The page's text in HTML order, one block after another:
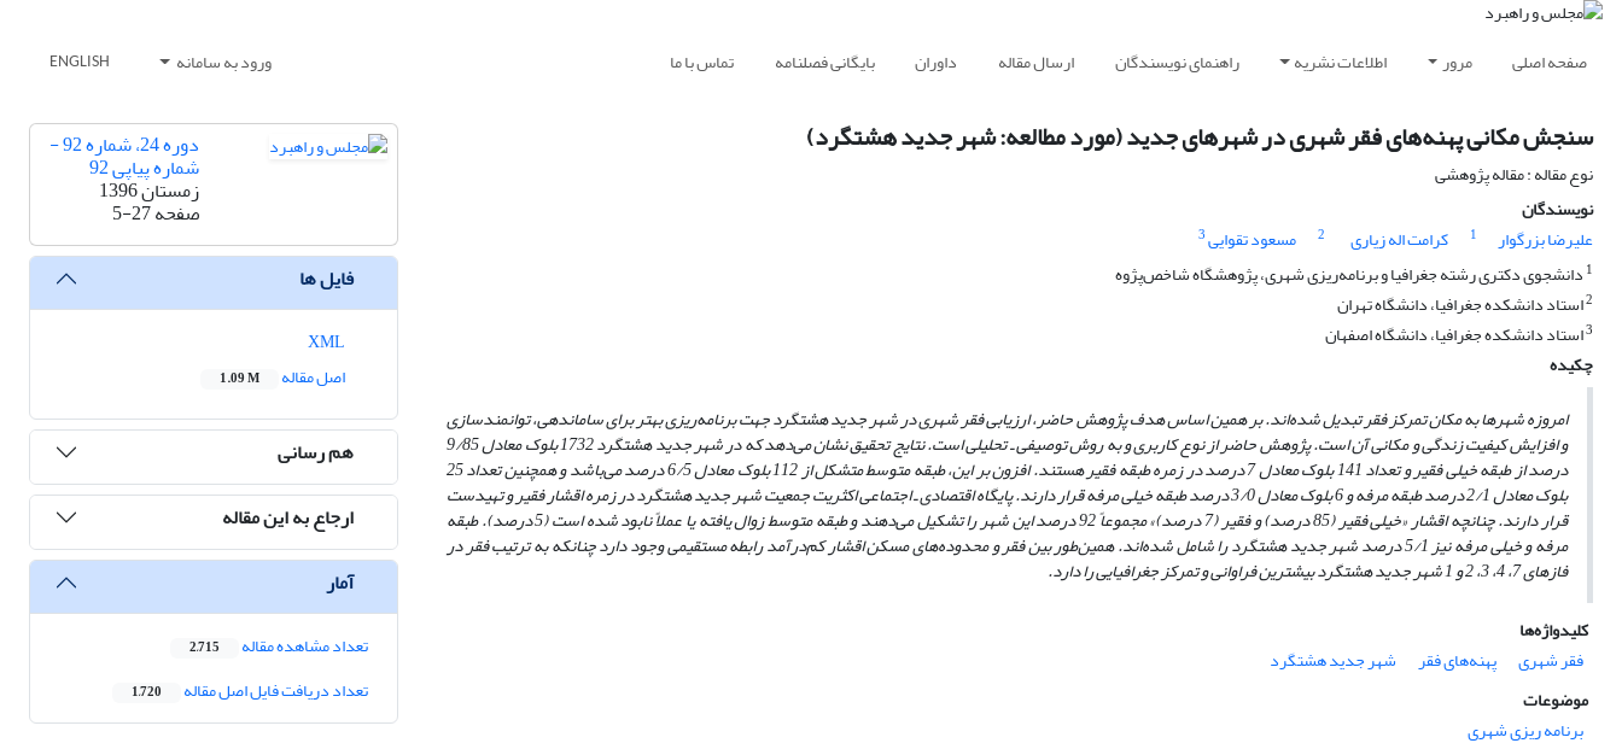
صفحه اصلی مرور اطلاعات نشریه راهنمای نویسندگان ارسال مقاله داوران بایگانی فصلنامه تماس با ما ورود به سامانه ENGLISH
سنجش مکانی پهنه‌های فقر شهری در شهرهای جدید (مورد مطالعه: شهر جدید هشتگرد)
نوع مقاله : مقاله پژوهشی
نویسندگان
علیرضا بزرگوار
1 کرامت اله زیاری 2 مسعود تقوایی3
1 دانشجوی دکتری رشته جغرافیا و برنامه‌ریزی شهری، پژوهشگاه شاخص‌پژوه
2استاد دانشکده جغرافیا، دانشگاه تهران
3استاد دانشکده جغرافیا، دانشگاه اصفهان
چکیده
امروزه شهرها به مکان تمرکز فقر تبدیل شده‌اند. بر همین اساس هدف پژوهش حاضر، ارزیابی فقر شهری در شهر جدید هشتگرد جهت برنامه‌ریزی بهتر برای ساماندهی، توانمندسازی
و افزایش کیفیت زندگی و مکانی آن است. پژوهش حاضر از نوع کاربری و به روش توصیفی ـ تحلیلی است. نتایج تحقیق نشان می‌دهد که در شهر جدید هشتگرد 1732 بلوک معادل 9/85
درصد از طبقه خیلی فقیر و تعداد 141 بلوک معادل 7 درصد در زمره طبقه فقیر هستند. افزون بر این، طبقه متوسط متشکل از 112 بلوک معادل 6/5 درصد می‌باشد‌ و همچنین تعداد 25
بلوک معادل 2/1 درصد طبقه مرفه و 6 بلوک معادل 3/0 درصد طبقه خیلی مرفه قرار دارند. پایگاه اقتصادی ـ اجتماعی اکثریت جمعیت شهر جدید هشتگرد در زمره اقشار فقیر و تهیدست
قرار دارند. چنانچه اقشار «خیلی فقیر (85 درصد) و فقیر (7 درصد)» مجموعاً 92 درصد این شهر را تشکیل می‌دهند و طبقه متوسط زوال یافته یا عملاً نابود شده است (5 درصد). طبقه
مرفه و خیلی مرفه نیز 5/1 درصد شهر جدید هشتگرد را شامل شده‌اند. همین‌طور بین فقر و محدوده‌های مسکن اقشار کم‌‌درآمد رابطه مستقیمی وجود دارد چنانکه به ترتیب فقر در
فازهای 7، 4، 3، 2 و 1 شهر جدید هشتگرد بیشترین فراوانی و تمرکز جغرافیایی را دارد.
کلیدواژه‌ها
فقر شهری
پهنه‌های فقر
شهر جدید هشتگرد
موضوعات
برنامه ریزی شهری
دوره 24، شماره 92 -
شماره پیاپی 92
زمستان 1396
صفحه5-27
فایل ها
اصل مقاله
1.09 M
هم رسانی
ارجاع به این مقاله
آمار
تعداد مشاهده مقاله 2,715
تعداد دریافت فایل اصل مقاله 1,720